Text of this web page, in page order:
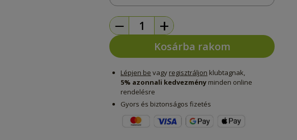
− +
Kosárba rakom
Lépjen be vagy regisztráljon klubtagnak,
5% azonnali kedvezmény minden online
rendelésre
Gyors és biztonságos fizetés